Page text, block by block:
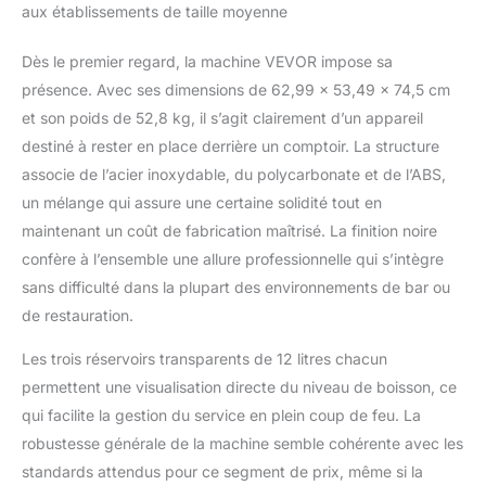
réelle du réservoir est
repère 2 L (boisson
fraîche) / 1,5 L (granité)
sur le réservoir
correspond au volume
maximal recommandé
pour le remplissage de
liquide, le repère
minimal étant de 1 L 6
: Plus besoin d'ajouter
de glaçons ni de pré-
programmes préréglés,
préparez facilement
granité, granité
aromatisé, milkshake,
jus glacé, frappé et
aux établissements de taille moyenne
Dès le premier regard, la machine VEVOR impose sa
présence. Avec ses dimensions de 62,99 x 53,49 x 74,5 cm
et son poids de 52,8 kg, il s’agit clairement d’un appareil
destiné à rester en place derrière un comptoir. La structure
associe de l’acier inoxydable, du polycarbonate et de l’ABS,
un mélange qui assure une certaine solidité tout en
maintenant un coût de fabrication maîtrisé. La finition noire
confère à l’ensemble une allure professionnelle qui s’intègre
sans difficulté dans la plupart des environnements de bar ou
de restauration.
Les trois réservoirs transparents de 12 litres chacun
permettent une visualisation directe du niveau de boisson, ce
qui facilite la gestion du service en plein coup de feu. La
robustesse générale de la machine semble cohérente avec les
standards attendus pour ce segment de prix, même si la